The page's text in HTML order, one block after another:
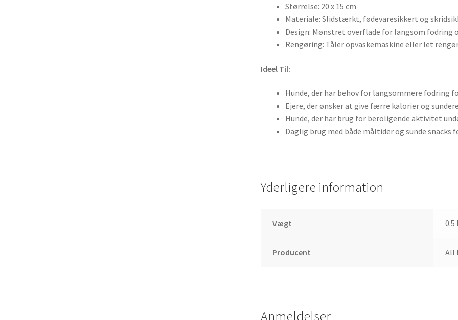
Størrelse: 20 x 15 cm
Materiale: Slidstærkt, fødevaresikkert og
Design: Mønstret overflade for langsom fodring
Rengøring: Tåler opvaskemaskine eller let
Ideel Til:
Hunde, der har behov for langsommere fodring
Ejere, der ønsker at give færre kalorier og
Hunde, der har brug for beroligende aktivitet
Daglig brug med både måltider og sunde snacks
Yderligere information
Vægt 0.5
Producent All
Anmeldelser